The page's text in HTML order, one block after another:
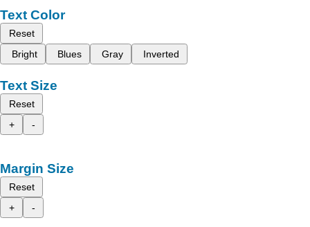
Text Color
Reset
Bright
Blues Gray Inverted
Text Size
Reset
+
-
Margin Size
Reset
+
-